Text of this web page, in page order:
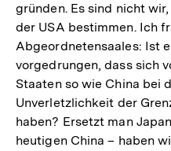
gründen. Es sind nicht
der USA bestimmen. Ich
Abgeordnetensaales: Ist
vorgedrungen, dass sich
Staaten so wie China bei
Unverletzlichkeit der
haben? Ersetzt man
heutigen China – haben